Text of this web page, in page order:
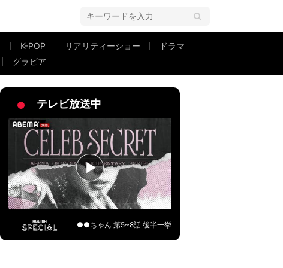
K-POP リアリティーショー
ドラマ
グラビア
テレビ放送中
●●ちゃん 第5~8話 後半一挙